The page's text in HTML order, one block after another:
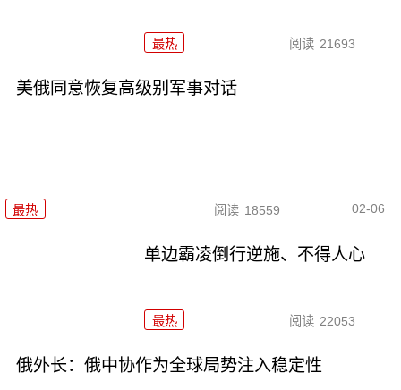
最热 阅读 21693
美俄同意恢复高级别军事对话
最热 阅读 18559 02-06
单边霸凌倒行逆施、不得人心
最热 阅读 22053
俄外长：俄中协作为全球局势注入稳定性